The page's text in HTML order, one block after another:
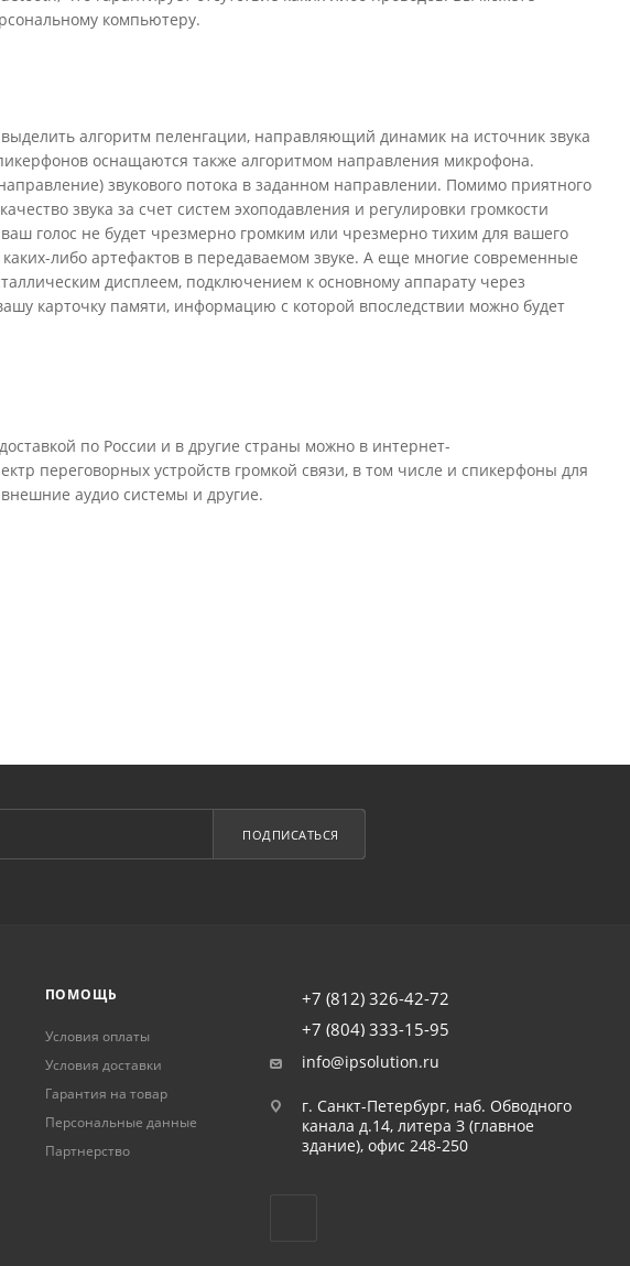
звука за счет систем эхоподавления и регулировки громкости
дисплеем, подключением к основному аппарату через
по России и в другие страны можно в интернет-
переговорных устройств громкой связи, в том числе и спикерфоны для
аудио системы и другие.
ПОДПИСАТЬСЯ
ПОМОЩЬ
Условия оплаты
Условия доставки
Гарантия на товар
Персональные данные
Партнерство
+7 (812) 326-42-72
+7 (804) 333-15-95
info@ipsolution.ru
г. Санкт-Петербург, наб. Обводного
канала д.14, литера З (главное
здание), офис 248-250